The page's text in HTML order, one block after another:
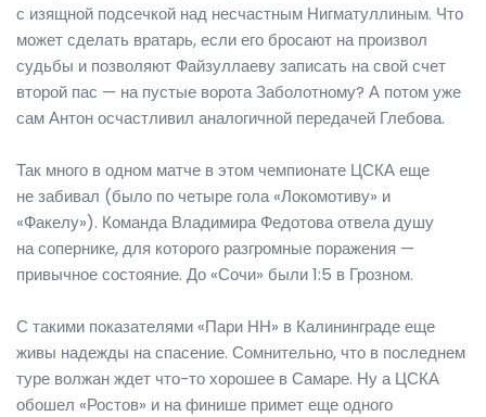
с изящной подсечкой над несчастным Нигматуллиным. Что
может сделать вратарь, если его бросают на произвол
судьбы и позволяют Файзуллаеву записать на свой счет
второй пас — на пустые ворота Заболотному? А потом уже
сам Антон осчастливил аналогичной передачей Глебова.
Так много в одном матче в этом чемпионате ЦСКА еще
не забивал (было по четыре гола «Локомотиву» и
«Факелу»). Команда Владимира Федотова отвела душу
на сопернике, для которого разгромные поражения —
привычное состояние. До «Сочи» были 1:5 в Грозном.
С такими показателями «Пари НН» в Калининграде еще
живы надежды на спасение. Сомнительно, что в последнем
туре волжан ждет что-то хорошее в Самаре. Ну а ЦСКА
обошел «Ростов» и на финише примет еще одного